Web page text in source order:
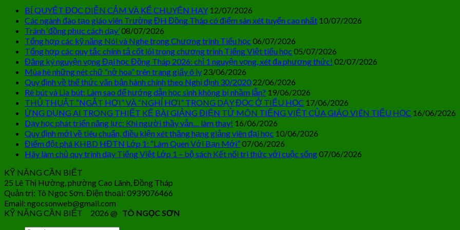
BÍ QUYẾT ĐỌC DIỄN CẢM VÀ KỂ CHUYỆN HAY 12/07/2026
Các ngành đào tạo giáo viên Trường ĐH Đồng Tháp có điểm sàn xét tuyển cao nhất 10/07/2026
Tránh ‘đồng phục cách dạy’08/07/2026
Tổng hợp các kỹ năng Nói và Nghe trong Chương trình Tiểu học 06/07/2026
Tổng hợp các quy tắc chính tả cốt lõi trong chương trình Tiếng Việt tiểu học 05/07/2026
Đăng ký nguyện vọng Đại học Đồng Tháp 2026: chỉ 1 nguyện vọng, xét đa phương thức! 02/07/2026
Mùa hè những nét chữ “nở hoa” trên trang giấy ô ly 23/06/2026
Quy định về thể thức văn bản hành chính theo Nghị định 30/2020 22/06/2026
Rê bút và Lia bút: Làm sao để hướng dẫn học sinh không bị nhầm lẫn? 19/06/2026
THỦ THUẬT “NGẮT HƠI” VÀ “NGHỈ HƠI” TRONG DẠY ĐỌC Ở TIỂU HỌC 17/06/2026
ỨNG DỤNG AI TRONG THIẾT KẾ BÀI GIẢNG ĐIỆN TỬ MÔN TIẾNG VIỆT CỦA GIÁO VIÊN TIỂU HỌC 16/06/2026
Dạy học phát triển năng lực: Khi người thầy vẫn… làm thay! 16/06/2026
Quy định mới về tiêu chuẩn, điều kiện xét thăng hạng giảng viên đại học 10/06/2026
Điểm đột phá KHBD HĐTN Lớp 1: “Làm Quen Với Bạn Mới”07/06/2026
Hãy làm chủ quy trình dạy Tiếng Việt Lớp 1 – bộ sách Kết nối tri thức với cuộc sống07/06/2026
KỸ NĂNG CẦN BIẾT
25 Lê Thị Hường, phường Cao Lãnh, Đồng Tháp
Quản trị: Tô Ngọc Sơn. Điện thoại: 0939076466
Email: ngocsonweb@gmail.com
KỸ NĂNG CẦN BIẾT 2026 @ TÔ NGỌC SƠN